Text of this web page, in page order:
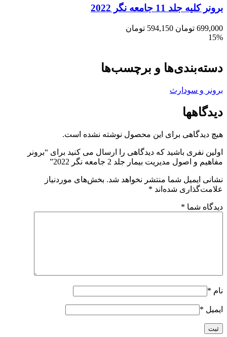
برونر کلیه جلد 11 جامعه نگر 2022
699,000 تومان 594,150 تومان
15%
دسته‌بندی‌ها و برچسب‌ها
برونر و سودارث
دیدگاهها
هیچ دیدگاهی برای این محصول نوشته نشده است.
اولین نفری باشید که دیدگاهی را ارسال می کنید برای “برونر
مفاهیم و اصول مدیریت بیمار جلد 2 جامعه نگر 2022”
نشانی ایمیل شما منتشر نخواهد شد. بخش‌های موردنیاز
علامت‌گذاری شده‌اند *
دیدگاه شما *
نام *
ایمیل *